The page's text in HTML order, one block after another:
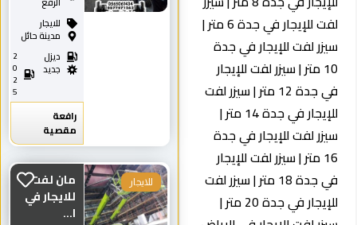
لفت للإيجار في جدة 6 متر |
سيزر لفت للإيجار في جدة
10 متر | سيزر لفت للإيجار
في جدة 12 متر | سيزر لفت
للإيجار في جدة 14 متر |
سيزر لفت للإيجار في جدة
16 متر | سيزر لفت للإيجار
في جدة 18 متر | سيزر لفت
للإيجار في جدة 20 متر |
للايجار
مدينة حائل
ديزل
جديد
رافعة
مقصية
مان لفت
للايجار في
ا...
للايجار